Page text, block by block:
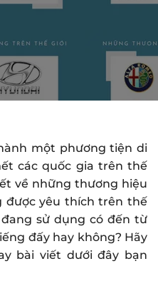
một phương tiện di
các quốc gia trên thế
về những thương hiệu
được yêu thích trên thế
sử dụng có đến từ
đấy hay không? Hãy
bài viết dưới đây bạn